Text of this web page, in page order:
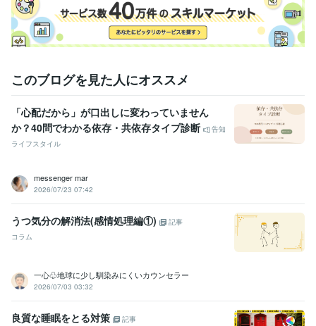
このブログを見た人にオススメ
「心配だから」が口出しに変わっていません
か？40問でわかる依存・共依存タイプ診断
告知
ライフスタイル
messenger mar
2026/07/23 07:42
うつ気分の解消法(感情処理編①)
記事
コラム
一心♧地球に少し馴染みにくいカウンセラー
2026/07/03 03:32
良質な睡眠をとる対策
記事